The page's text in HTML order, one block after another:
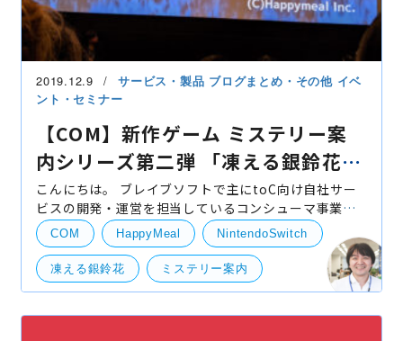
2019.12.9 サービス・製品 ブログまとめ・その他 イベ
ント・セミナー
【COM】新作ゲーム ミステリー案
内シリーズ第二弾 「凍える銀鈴花」
発表会レポート！
こんにちは。 ブレイブソフトで主にtoC向け自社サー
ビスの開発・運営を担当しているコンシューマ事業部
の伊藤です。 2019年12月7日17時より東京都板橋にあ
るイオンシネマ板橋にて行われた、NintendoSwitch
向け
COM HappyMeal NintendoSwitch
凍える銀鈴花 ミステリー案内